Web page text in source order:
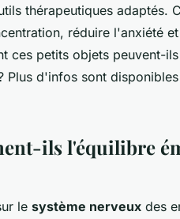
thérapeutiques adaptés.
réduire l'anxiété
ces petits objets peuvent-
Plus d'infos sont
ils l'équilibre
le système nerveux des